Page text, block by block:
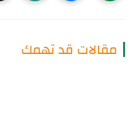
مقالات قد تهمك